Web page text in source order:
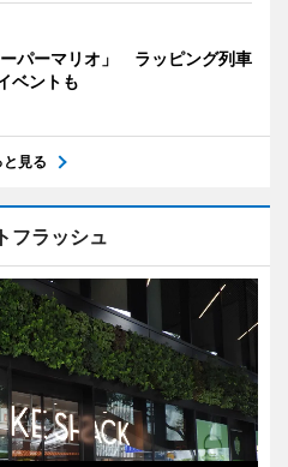
パーマリオ」 ラッピング列車
ベントも
と見る
フラッシュ